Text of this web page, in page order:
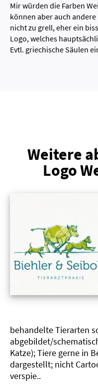
Mir würden die Farben
können aber auch
nicht zu grell, eher ein
Logo, welches
Evtl. griechische Säulen
Weitere
Logo
behandelte Tierarten
abgebildet/
Katze); Tiere gerne in
dargestellt; nicht
verspie..